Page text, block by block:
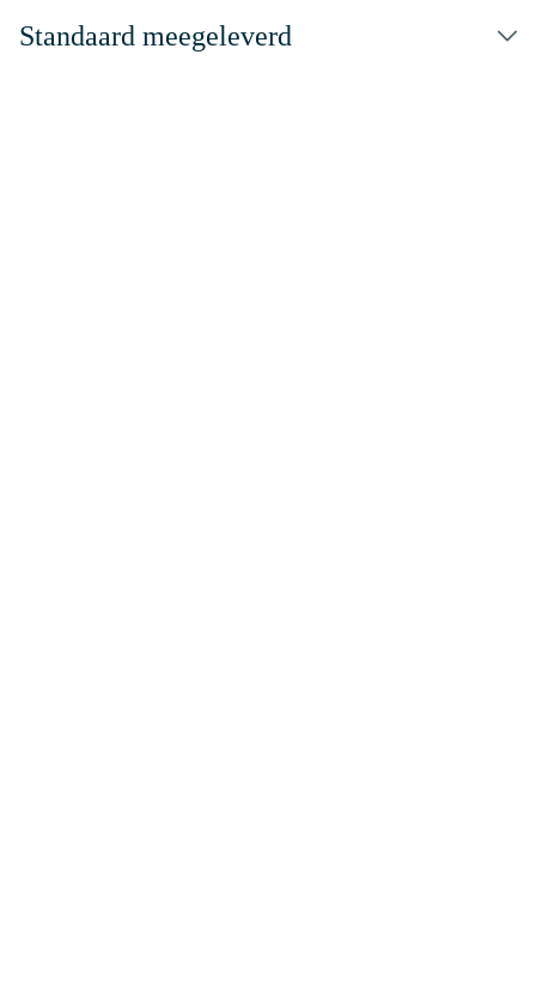
Standaard meegeleverd